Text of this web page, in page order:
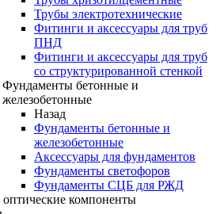
Трубы электротехнические
Фитинги и аксессуары для труб
ПНД
Фитинги и аксессуары для труб
со структурированной стенкой
Фундаменты бетонные и
железобетонные
Назад
Фундаменты бетонные и
железобетонные
Аксессуары для фундаментов
Фундаменты светофоров
Фундаменты СЦБ для РЖД
компоненты